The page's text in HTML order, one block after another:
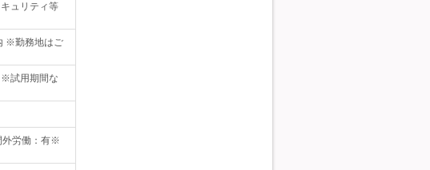
ュリティ等
※勤務地はご
※試用期間な
外労働：有※